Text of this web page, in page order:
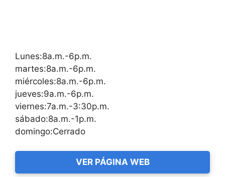
Lunes:8a.m.-6p.m.
martes:8a.m.-6p.m.
miércoles:8a.m.-6p.m.
jueves:9a.m.-6p.m.
viernes:7a.m.-3:30p.m.
sábado:8a.m.-1p.m.
domingo:Cerrado
VER PÁGINA WEB